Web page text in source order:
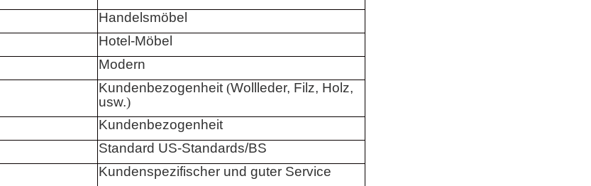
Handelsmöbel
Hotel-Möbel
Modern
Kundenbezogenheit (Wollleder, Filz, Holz,
usw.)
Kundenbezogenheit
Standard US-Standards/BS
Kundenspezifischer und guter Service